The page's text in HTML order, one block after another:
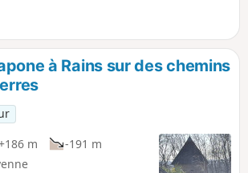
à Rains sur des chemins
m
-191 m